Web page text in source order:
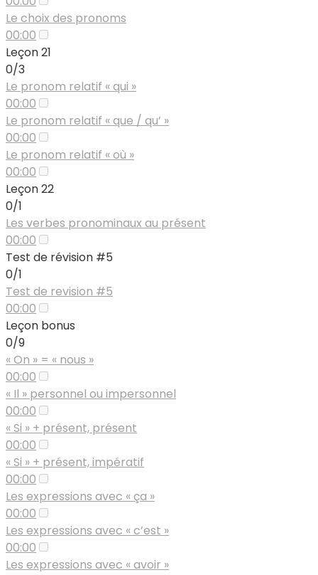
Le choix des pronoms
00:00
Leçon 21
0/3
Le pronom relatif « qui »
00:00
Le pronom relatif « que / qu’ »
00:00
Le pronom relatif « où »
00:00
Leçon 22
0/1
Les verbes pronominaux au présent
00:00
Test de révision #5
0/1
Test de revision #5
00:00
Leçon bonus
0/9
« On » = « nous »
00:00
« Il » personnel ou impersonnel
00:00
« Si » + présent, présent
00:00
« Si » + présent, impératif
00:00
Les expressions avec « ça »
00:00
Les expressions avec « c’est »
00:00
Les expressions avec « avoir »